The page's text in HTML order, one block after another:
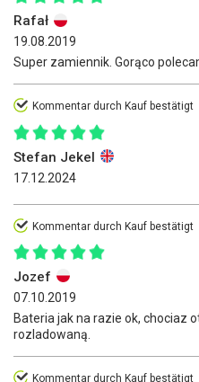
Rafał
19.08.2019
Super zamiennik. Gorąco
Kommentar durch Kauf bestätigt
Stefan Jekel
17.12.2024
Kommentar durch Kauf bestätigt
Jozef
07.10.2019
Bateria jak na razie ok, chociaz
rozladowaną.
Kommentar durch Kauf bestätigt